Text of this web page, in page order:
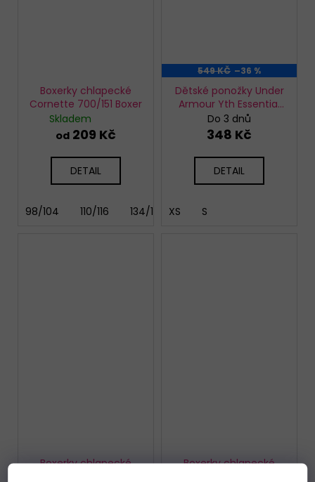
Boxerky chlapecké
Cornette 700/151 Boxer
Skladem
od 209 Kč
DETAIL
98/104 110/116 134/140 146/152
549 KČ –36 %
Dětské ponožky Under
Armour Yth Essential
No Show 6pk
Do 3 dnů
348 Kč
DETAIL
XS S
Boxerky chlapecké
Boxerky chlapecké